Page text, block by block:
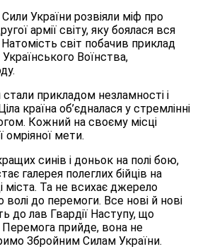
України розвіяли міф про
армії світу, яку боялася вся
Натомість світ побачив приклад
Воїнства,
прикладом незламності і
країна об’єдналася у стремлінні
Кожний на своєму місці
омріяної мети.
синів і доньок на полі бою,
галерея полеглих бійців на
міста. Та не всихає джерело
до перемоги. Все нові й нові
до лав Гвардії Наступу, що
Перемога прийде, вона не
Збройним Силам України.